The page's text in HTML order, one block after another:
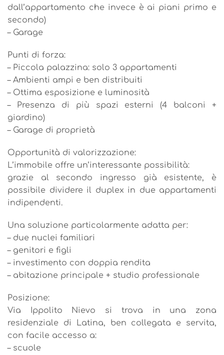
dall’appartamento che invece è ai piani primo e
secondo)
– Garage
Punti di forza:
– Piccola palazzina: solo 3 appartamenti
– Ambienti ampi e ben distribuiti
– Ottima esposizione e luminosità
– Presenza di più spazi esterni (4 balconi +
giardino)
– Garage di proprietà
Opportunità di valorizzazione:
L’immobile offre un’interessante possibilità:
grazie al secondo ingresso già esistente, è
possibile dividere il duplex in due appartamenti
indipendenti.
Una soluzione particolarmente adatta per:
– due nuclei familiari
– genitori e figli
– investimento con doppia rendita
– abitazione principale + studio professionale
Posizione:
Via Ippolito Nievo si trova in una zona
residenziale di Latina, ben collegata e servita,
con facile accesso a:
– scuole